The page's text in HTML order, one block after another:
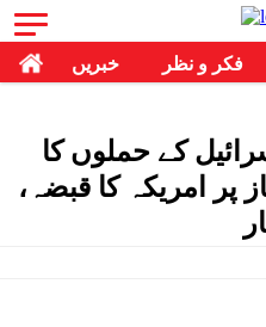
خبریں فکر و نظر
کے حملوں کا
پر امریکہ کا قبضہ،